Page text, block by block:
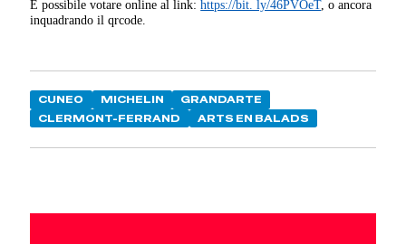
È possibile votare online al link:https://bit. ly/46PVOeT, o ancora
inquadrando il qrcode.
CUNEO MICHELIN
GRANDARTE
CLERMONT-FERRAND
ARTS EN BALADS